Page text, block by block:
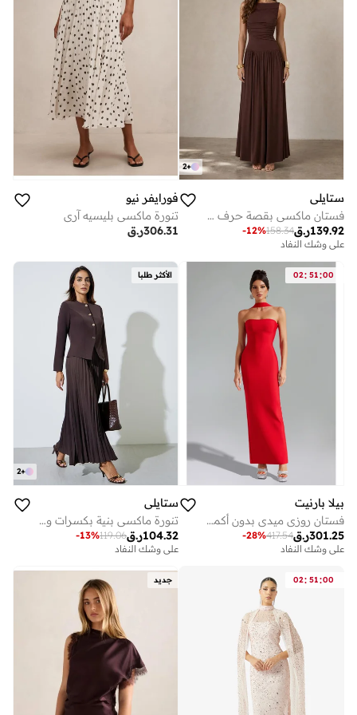
+
2
ستايلي
فستان ماكسي بقصة حرف A وكسرات - بني
ر.ق139.92
158.34
-12%
على وشك النفاد
فورايفر نيو
تنورة ماكسي بليسيه آري
ر.ق306.31
02: 51:00
بيلا بارنيت
فستان روزي ميدي بدون أكمام بتصميم ضمادة
ر.ق301.25
417.54
-28%
على وشك النفاد
الأكثر طلبا
+
2
ستايلي
تنورة ماكسي بنية بكسرات وقصة واسعة
ر.ق104.32
119.06
-13%
على وشك النفاد
02: 51:00 جديد